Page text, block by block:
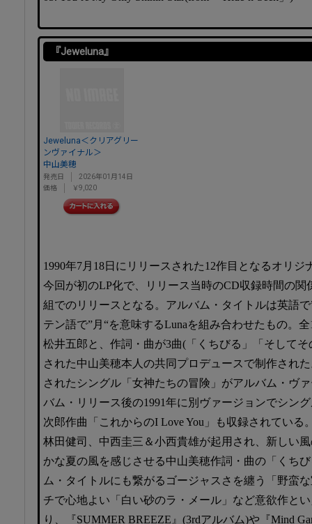
『Jeweluna』
Jeweluna＜クリアグリー
ンヴァイナル＞
中山美穂
発売日
2026年01月14日
価格
￥9,020
1990年7月18日にリリースされた12作目となるオリ
今回が初のLP化で、リリース当時のCD収録時間の関
組でのリリースとなる。アルバム・タイトルは英語で
テン語で”月“を意味するLunaを組み合わせたもの。
松井五郎と、作詞・曲が3曲(「くちびる」「そして
された中山美穂本人の共同プロデュースで制作され
されたシングル「女神たちの冒険」がアルバム・ヴ
バム・リリース後の1991年に別ヴァージョンでシン
次郎作曲「これからのI Love You」も収録されている
林田健司、中西圭三＆小西貴雄が起用され、新しい
かな夏の風を感じさせる中山美穂作詞・曲の「くち
ム・タイトルにも繋がるゴージャスさを纏う「野蛮
チで心地よい「白い砂のラ・メール」など意欲作と
り、『SUMMER BREEZE』(3rdアルバム)や『Mind